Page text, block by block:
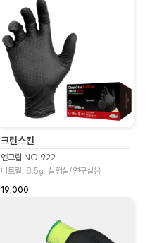
크린스킨
엔그립 NO.922
니트릴, 8.5g, 실험실/연구실용
19,000